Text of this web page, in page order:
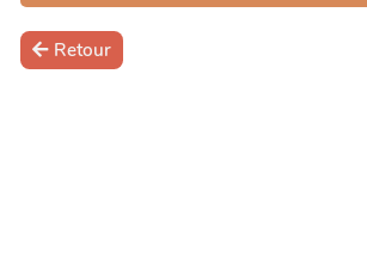
Retour